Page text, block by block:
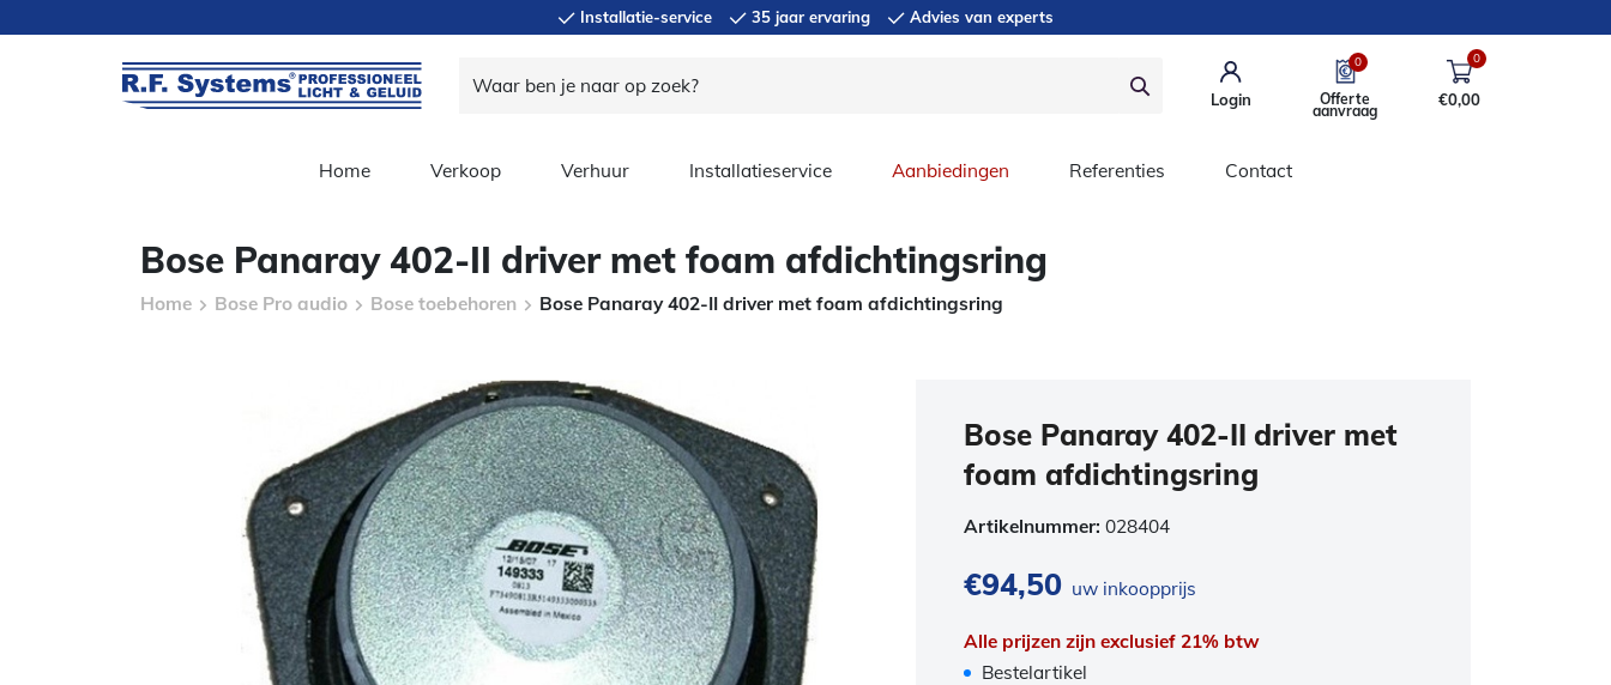
Installatie-service 35 jaar ervaring Advies van experts
Login
0
Offerte
aanvraag
0
€0,00
Home Verkoop Verhuur Installatieservice Aanbiedingen Referenties Contact
Bose Panaray 402-II driver met foam afdichtingsring
Home Bose Pro audio Bose toebehoren Bose Panaray 402-II driver met foam afdichtingsring
Bose Panaray 402-II driver met
foam afdichtingsring
Artikelnummer:028404
€94,50 uw inkoopprijs
Alle prijzen zijn exclusief 21% btw
Bestelartikel